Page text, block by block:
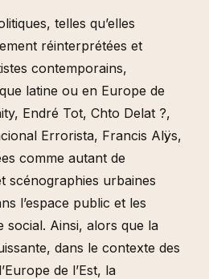
telles qu’elles
réinterprétées et
contemporains,
latine ou en Europe de
Endré Tot, Chto Delat ?,
Errorista, Francis Alÿs,
comme autant de
scénographies urbaines
l’espace public et les
social. Ainsi, alors que la
dans le contexte des
de l’Est, la